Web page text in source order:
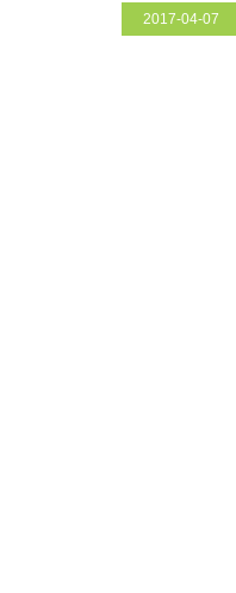
2017-04-07